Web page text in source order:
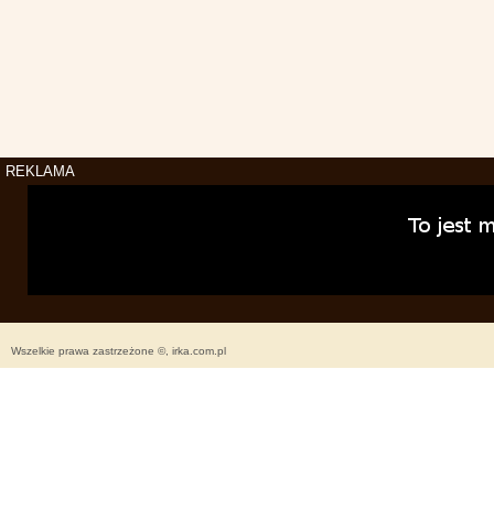
REKLAMA
Wszelkie prawa zastrzeżone ©, irka.com.pl